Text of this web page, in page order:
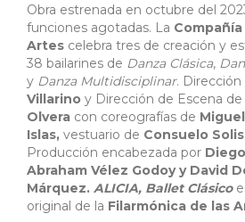
Obra estrenada en octubre del
funciones agotadas. La
Artes celebra tres de creación y
38 bailarines de Danza Clásica,
y Danza Multidisciplinar.
Villarino y Dirección de Escena de
Olvera con coreografías de
Islas, vestuario de Consuelo Solis
Producción encabezada por
Abraham Vélez Godoy y David
Márquez. ALICIA, Ballet Clásico
original de la Filarmónica de las